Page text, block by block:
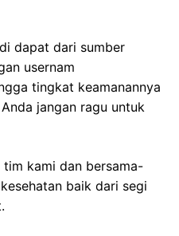
dapat dari sumber
usernam
tingkat keamanannya
jangan ragu untuk
kami dan bersama-
baik dari segi